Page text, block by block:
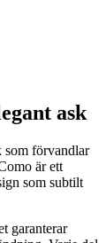
ask
som förvandlar
är ett
som subtilt
garanterar